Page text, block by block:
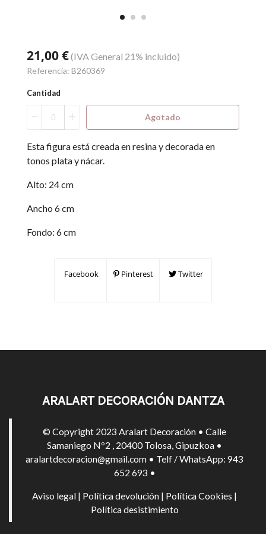
21,00 €(IVA General 21% incluido)
Referencia: B260369
Cantidad
Agotado
Esta figura está creada en resina y decorada en
tonos plata y nácar.
Alto: 24 cm
Ancho 6 cm
Fondo: 6 cm
Facebook Pinterest Twitter
ARALART DECORACIÓN DANTZA
© Copyright 2023 Aralart Decoración • Calle
Samaniego Nº2 , 20400 Tolosa, Gipuzkoa •
aralartdecoracion@gmail.com • Telf / WhatsApp: 943
652 693 •
Aviso legal | Política devolución | Política Cookies |
Política desistimiento